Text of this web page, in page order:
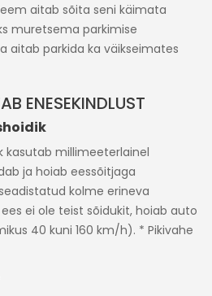
aitab sõita seni käimata
muretsema parkimise
aitab parkida ka väikseimates
ENESEKINDLUST
kasutab millimeeterlainel
ja hoiab eessõitjaga
kolme erineva
ei ole teist sõidukit, hoiab auto
40 kuni 160 km/h). * Pikivahe